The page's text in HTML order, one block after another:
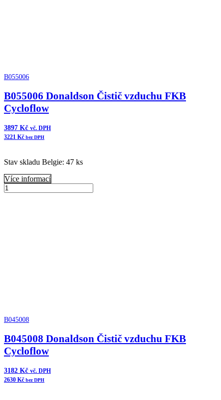
B055006
B055006 Donaldson Čistič vzduchu FKB
Cycloflow
3897 Kč vč. DPH
3221 Kč bez DPH
Stav skladu Belgie: 47 ks
Více informací
B055006
B045008
B045008 Donaldson Čistič vzduchu FKB
Cycloflow
3182 Kč vč. DPH
2630 Kč bez DPH